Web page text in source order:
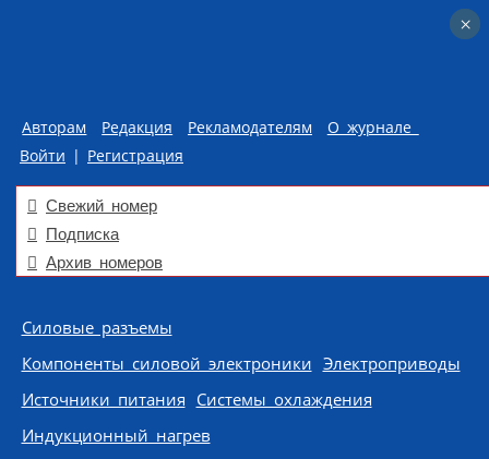
Авторам Редакция Рекламодателям
О журнале
Войти | Регистрация
Свежий номер
Подписка
Архив номеров
Skip to content
Силовые разъемы
Компоненты силовой электроники Электроприводы
Источники питания Системы охлаждения
Индукционный нагрев
×
×